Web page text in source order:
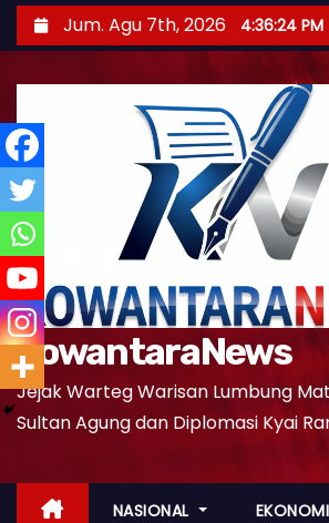
k
t
o
n
e
t
Jum. Agu 7th, 2026 4:36:26 PM
KowantaraNews
Jejak Warteg Warisan Lumbung
Sultan Agung dan Diplomasi Kyai
NASIONAL EKONOMI